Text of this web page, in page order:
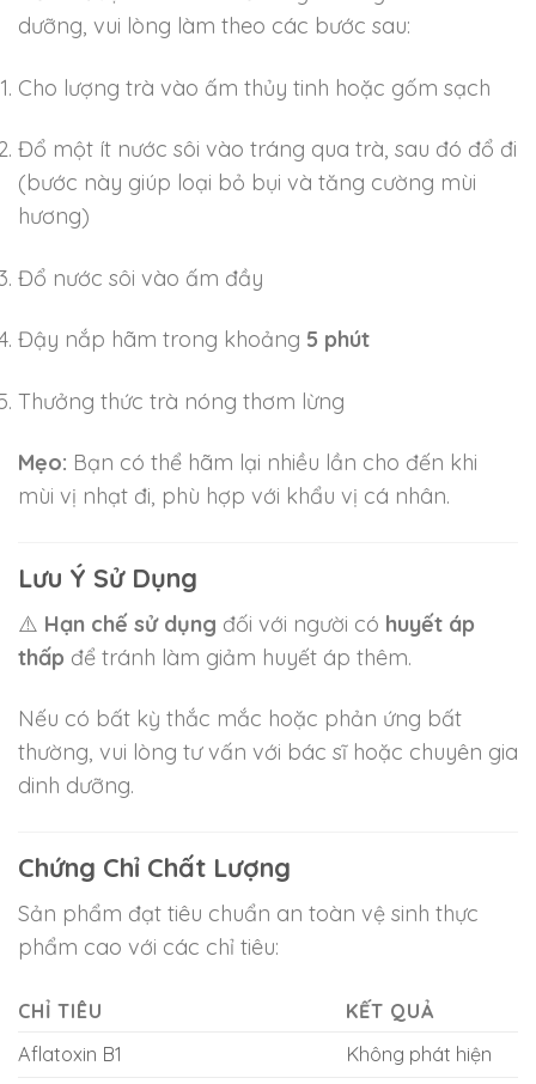
dưỡng, vui lòng làm theo các bước sau:
Cho lượng trà vào ấm thủy tinh hoặc gốm sạch
Đổ một ít nước sôi vào tráng qua trà, sau đó đổ đi
(bước này giúp loại bỏ bụi và tăng cường mùi
hương)
Đổ nước sôi vào ấm đầy
Đậy nắp hãm trong khoảng 5 phút
Thưởng thức trà nóng thơm lừng
Mẹo: Bạn có thể hãm lại nhiều lần cho đến khi
mùi vị nhạt đi, phù hợp với khẩu vị cá nhân.
Lưu Ý Sử Dụng
⚠️ Hạn chế sử dụng đối với người có huyết áp
thấp để tránh làm giảm huyết áp thêm.
Nếu có bất kỳ thắc mắc hoặc phản ứng bất
thường, vui lòng tư vấn với bác sĩ hoặc chuyên gia
dinh dưỡng.
Chứng Chỉ Chất Lượng
Sản phẩm đạt tiêu chuẩn an toàn vệ sinh thực
phẩm cao với các chỉ tiêu:
CHỈ TIÊU
KẾT QUẢ
Aflatoxin B1
Không phát hiện